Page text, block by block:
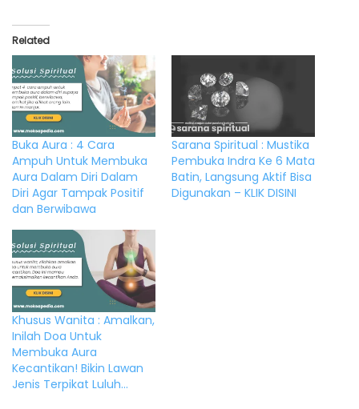
Related
Buka Aura : 4 Cara
Ampuh Untuk Membuka
Aura Dalam Diri Dalam
Diri Agar Tampak Positif
dan Berwibawa
Sarana Spiritual : Mustika
Pembuka Indra Ke 6 Mata
Batin, Langsung Aktif Bisa
Digunakan – KLIK DISINI
Khusus Wanita : Amalkan,
Inilah Doa Untuk
Membuka Aura
Kecantikan! Bikin Lawan
Jenis Terpikat Luluh…